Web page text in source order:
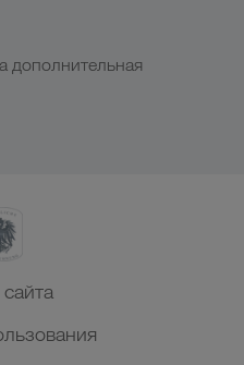
дополнительная